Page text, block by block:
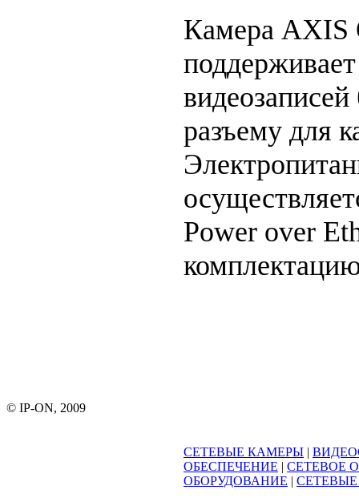
Камера AXIS
разъему для
Power over
© IP-ON, 2009
СЕТЕВЫЕ КАМЕРЫ |
ОБЕСПЕЧЕНИЕ | СЕТЕВОЕ
ОБОРУДОВАНИЕ |